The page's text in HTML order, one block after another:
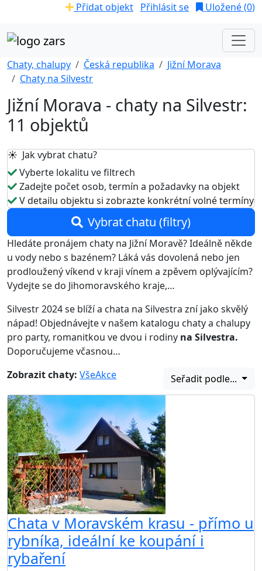
Přidat objekt Přihlásit se Uložené (0)
Chaty, chalupy Česká republika
Jižní Morava
Chaty na Silvestr
Jižní Morava - chaty na Silvestr:
11 objektů
☀️ Jak vybrat chatu?
Vyberte lokalitu ve filtrech
Zadejte počet osob, termín a požadavky na objekt
V detailu objektu si zobrazte konkrétní volné termíny
Vybrat chatu (filtry)
Hledáte pronájem chaty na Jižní Moravě? Ideálně někde
u vody nebo s bazénem? Láká vás dovolená nebo jen
prodloužený víkend v kraji vínem a zpěvem oplývajícím?
Vydejte se do Jihomoravského kraje,…
Silvestr 2024 se blíží a chata na Silvestra zní jako skvělý
nápad! Objednávejte v našem katalogu chaty a chalupy
pro party, romanitkou ve dvou i rodiny na Silvestra.
Doporučujeme včasnou…
Zobrazit chaty: VšeAkce Seřadit podle...
Chata v Moravském krasu - přímo u
rybníka, ideální ke koupání i
rybaření